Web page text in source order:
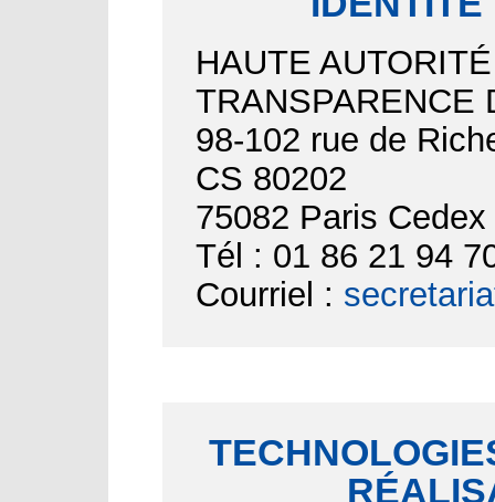
HAUTE
TRANSPARENCE
98-102 rue de
CS 80202
75082 Paris Cedex
Tél : 01 86 21 94
Courriel :